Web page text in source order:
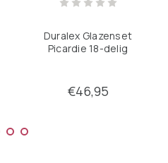
Duralex Glazenset
Picardie 18-delig
€46,95